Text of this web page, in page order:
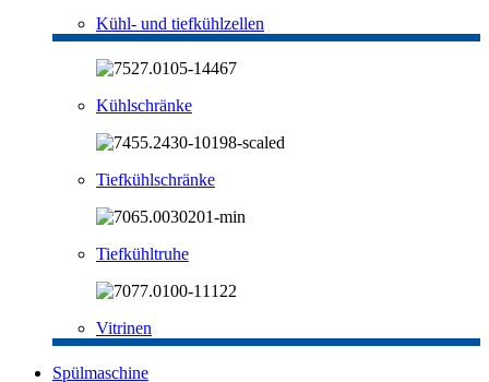
Kühl- und tiefkühlzellen
Kühlschränke
Tiefkühlschränke
Tiefkühltruhe
Vitrinen
Spülmaschine